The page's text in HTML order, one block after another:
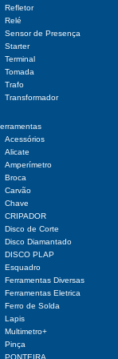
Refletor
Relé
Sensor de Presença
Starter
Terminal
Tomada
Trafo
Transformador
Acessórios
Alicate
Amperímetro
Broca
Carvão
Chave
CRIPADOR
Disco de Corte
Disco Diamantado
DISCO PLAP
Esquadro
Ferramentas Diversas
Ferramentas Eletrica
Ferro de Solda
Lapis
Multimetro+
Pinça
PONTEIRA